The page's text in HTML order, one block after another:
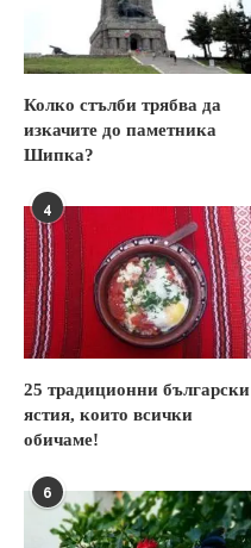
Колко стълби трябва да
изкачите до паметника
Шипка?
4
25 традиционни български
ястия, които всички
обичаме!
6